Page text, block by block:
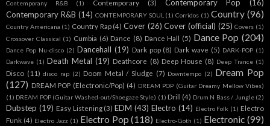
Contemporany R&B (1) Contemporary (3) Contemporary Pop
(16)
Contemporary R&B (14) CONTEMPORARY SOUL (1) Corridos (1) Country (96)
Country Americana (1) Country Rap (4) Cover (26) Cover (official) (25) Covers (1)
Crossover Classical (1) Cumbia (6) Dance (8) Dance Hall (5) Dance Pop (204)
Dance Pop Nu-disco (2) Dancehall (19) Dark pop (8) Dark wave (5) DARK-POP (1)
Darkwave (1) Death Metal (19) Deathcore (8) Deep House (8) Deep Trance (1)
Disco (11) disco rap (2) Doom Metal / Sludge (7) Downtempo (2) Dream Pop
(127) DREAM POP (Electronic/Pop) (4) DREAM POP (Guitar Dreamy Mellow Vibes)
(1) DREAM POP (Guitar Washed-out/Shoegaze Style) (1) Drill (4) Drum N Bass / Jungle (2)
Dubstep (19) Easy Listening (3) EDM (43) Electro (14) Electro Folk (1) Electro
Funk (4) Electro Jazz (1) Electro Pop (118) Electro-Goth (1) Electronic (99)